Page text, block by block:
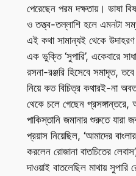
পেরেছেন পরম দক্ষতায়। ভাষা
ও তত্ত্ব-তল্লাশি হলে এমনটা
এই কথা সামান্যই থেকে উদাহরণ
এক ভুক্তি ‘সুপারি’, একেবারে
রসনা-রঞ্জরি হিসেবে সমাদৃত, তবে
নিয়ে কত বিচিত্র কথারই-না
থেকে চলে গেছেন
পাকিস্তানি জমানার শুরুতে যারা
প্রয়াস নিয়েছিল, ‘আমাদের
করলেন রোজানা বাতচিতের
দাওয়াই বাতলেছিল মাথায়